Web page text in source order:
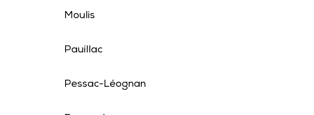
Moulis
Pauillac
Pessac-Léognan